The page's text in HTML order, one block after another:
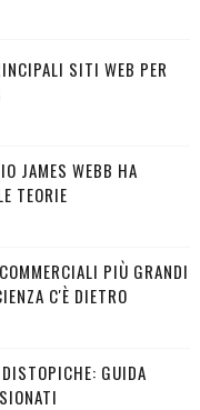
SITI WEB PER
JAMES WEBB HA
TEORIE
PIÙ GRANDI
C'È DIETRO
GUIDA